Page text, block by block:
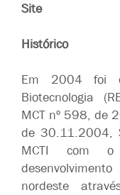
Site
Histórico
Em 2004 foi
Biotecnologia
MCT nº 598, de
de 30.11.2004,
MCTI com
nordeste